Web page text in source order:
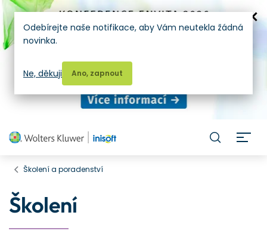
Školení a poradenství
Školení
Odebírejte naše notifikace, aby Vám neutekla žádná
novinka.
Ano, zapnout
Ne, děkuji